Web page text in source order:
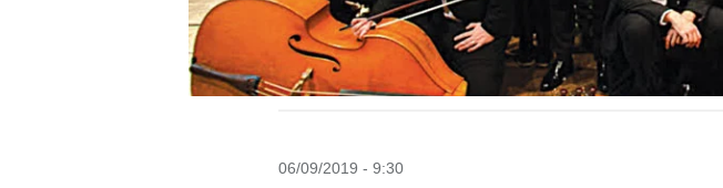
06/09/2019 - 9:30